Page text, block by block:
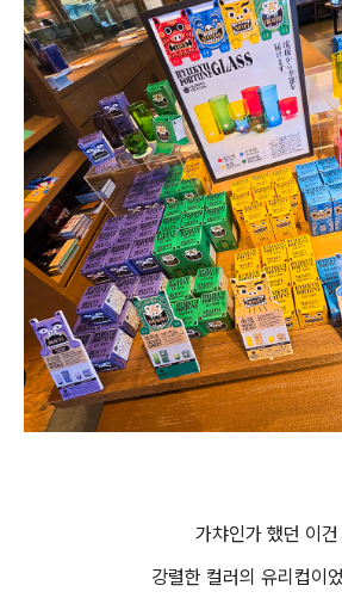
가챠인가 했던 이건
강렬한 컬러의 유리컵이